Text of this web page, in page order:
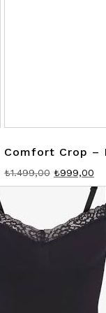
Comfort Crop –
₺1.499,00 Orijinal
fiyat:
₺1.499,00.
₺999,00